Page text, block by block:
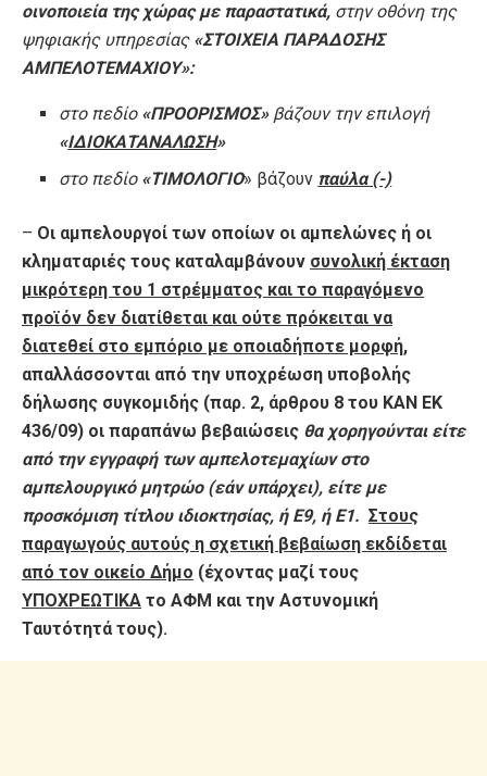
οινοποιεία της χώρας με παραστατικά, στην οθόνη της
ψηφιακής υπηρεσίας «ΣΤΟΙΧΕΙΑ ΠΑΡΑΔΟΣΗΣ
ΑΜΠΕΛΟΤΕΜΑΧΙΟΥ»:
στο πεδίο «ΠΡΟΟΡΙΣΜΟΣ»βάζουν την επιλογή
«ΙΔΙΟΚΑΤΑΝΑΛΩΣΗ»
στο πεδίο «ΤΙΜΟΛΟΓΙΟ» βάζουν παύλα (-)
– Οι αμπελουργοί των οποίων οι αμπελώνες ή οι
κληματαριές τους καταλαμβάνουν συνολική έκταση
μικρότερη του 1 στρέμματος και το παραγόμενο
προϊόν δεν διατίθεται και ούτε πρόκειται να
διατεθεί στο εμπόριο με οποιαδήποτε μορφή,
απαλλάσσονται από την υποχρέωση υποβολής
δήλωσης συγκομιδής (παρ. 2, άρθρου 8 του ΚΑΝ ΕΚ
436/09) οι παραπάνω βεβαιώσεις θα χορηγούνται είτε
από την εγγραφή των αμπελοτεμαχίων στο
αμπελουργικό μητρώο (εάν υπάρχει), είτε με
προσκόμιση τίτλου ιδιοκτησίας, ή Ε9, ή Ε1. Στους
παραγωγούς αυτούς η σχετική βεβαίωση εκδίδεται
από τον οικείο Δήμο (έχοντας μαζί τους
ΥΠΟΧΡΕΩΤΙΚΑ το ΑΦΜ και την Αστυνομική
Ταυτότητά τους).